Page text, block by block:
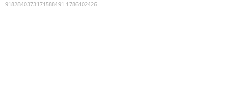
9182840373171588491 :1786102426